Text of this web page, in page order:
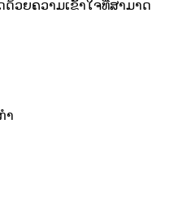
ວຍຄວາມເຂົ້າໃຈທີ່ສາມາດ
າ